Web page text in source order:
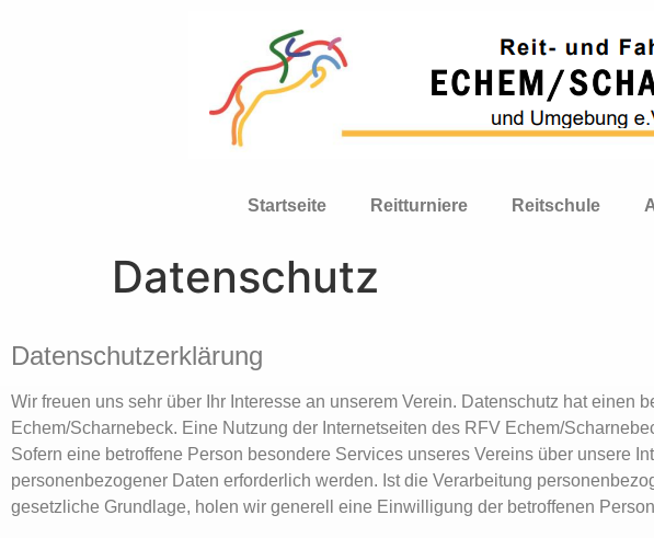
Startseite Reitturniere Reitschule
Datenschutz
Datenschutzerklärung
Wir freuen uns sehr über Ihr Interesse an unserem Verein. Datenschutz hat einen
Echem/Scharnebeck. Eine Nutzung der Internetseiten des RFV Echem/
Sofern eine betroffene Person besondere Services unseres Vereins über unsere
personenbezogener Daten erforderlich werden. Ist die Verarbeitung
gesetzliche Grundlage, holen wir generell eine Einwilligung der betroffenen